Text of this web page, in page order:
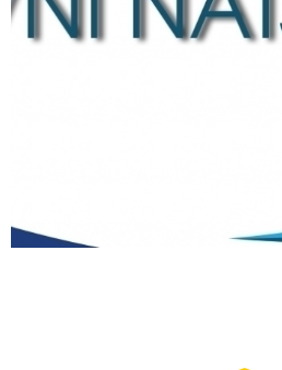
razred srednjih škola
Bosna u školskoj